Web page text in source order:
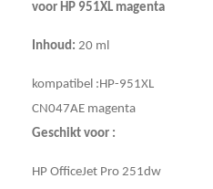
voor HP 951XL magenta
Inhoud: 20 ml
kompatibel :HP-951XL
CN047AE magenta
Geschikt voor :
HP OfficeJet Pro 251dw